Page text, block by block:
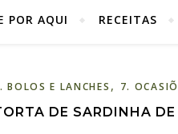
POR AQUI RECEITAS
BOLOS E LANCHES , 7.
DE SARDINHA